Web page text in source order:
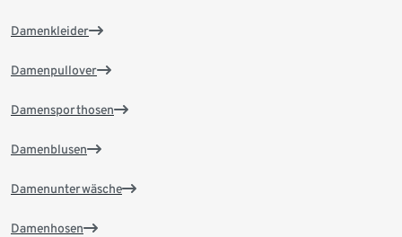
Damenkleider
Damenpullover
Damensporthosen
Damenblusen
Damenunterwäsche
Damenhosen